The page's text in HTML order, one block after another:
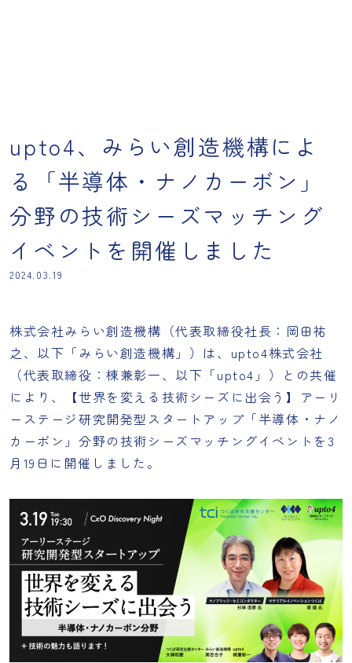
upto4、みらい創造機構によ
る「半導体・ナノカーボン」
分野の技術シーズマッチング
イベントを開催しました
2024.03.19
株式会社みらい創造機構（代表取締役社長：岡田祐
之、以下「みらい創造機構」）は、upto4株式会社
（代表取締役：棟兼彰一、以下「upto4」）との共催
により、【世界を変える技術シーズに出会う】アーリ
ーステージ研究開発型スタートアップ「半導体・ナノ
カーボン」分野の技術シーズマッチングイベントを3
月19日に開催しました。